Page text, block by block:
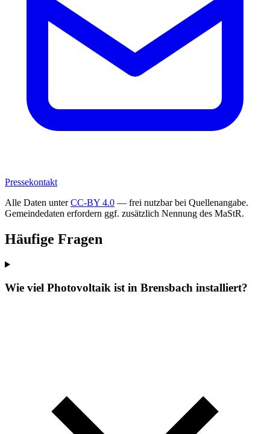
Pressekontakt
Alle Daten unterCC-BY 4.0 — frei nutzbar bei Quellenangabe.
Gemeindedaten erfordern ggf. zusätzlich Nennung des MaStR.
Häufige Fragen
Wie viel Photovoltaik ist in Brensbach installiert?